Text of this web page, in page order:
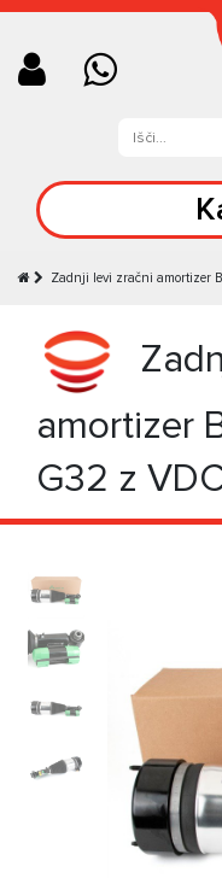
Zadnji levi zračni amortizer
amortizer
G32 z